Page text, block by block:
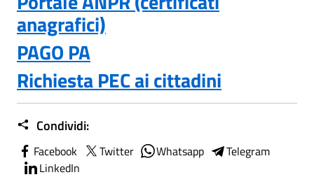
anagrafici)
PAGO PA
Richiesta PEC ai cittadini
Condividi:
Facebook Twitter Whatsapp
Telegram
LinkedIn